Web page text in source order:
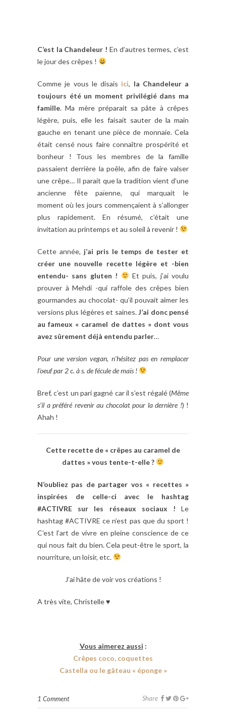
C’est la Chandeleur ! En d’autres termes, c’est
le jour des crêpes !
Comme je vous le disais ici, la Chandeleur a
toujours été un moment privilégié dans ma
famille. Ma mère préparait sa pâte à crêpes
légère, puis, elle les faisait sauter de la main
gauche en tenant une pièce de monnaie. Cela
était censé nous faire connaître prospérité et
bonheur ! Tous les membres de la famille
passaient derrière la poêle, afin de faire valser
une crêpe… Il parait que la tradition vient d’une
ancienne fête païenne, qui marquait le
moment où les jours commençaient à s’allonger
plus rapidement. En résumé, c’était une
invitation au printemps et au soleil à revenir !
Cette année, j’ai pris le temps de tester et
créer une nouvelle recette légère et -bien
entendu- sans gluten !
Et puis, j’ai voulu
prouver à Mehdi -qui raffole des crêpes bien
gourmandes au chocolat- qu’il pouvait aimer les
versions plus légères et saines.J’ai donc pensé
au fameux « caramel de dattes » dont vous
avez sûrement déjà entendu parler…
Pour une version vegan, n’hésitez pas en remplacer
l’oeuf par 2 c. à s. de fécule de maïs !
Bref, c’est un pari gagné car il s’est régalé (Même
s’il a préféré revenir au chocolat pour la dernière !) !
Ahah !
Cette recette de « crêpes au caramel de
dattes » vous tente-t-elle ?
N’oubliez pas de partager vos « recettes »
inspirées de celle-ci avec le hashtag
#ACTIVRE sur les réseaux sociaux ! Le
hashtag #ACTIVRE ce n’est pas que du sport !
C’est l’art de vivre en pleine conscience de ce
qui nous fait du bien. Cela peut-être le sport, la
nourriture, un loisir, etc.
J’ai hâte de voir vos créations !
A très vite, Christelle ♥
Vous aimerez aussi :
Crêpes coco, coquettes
Castella ou le gâteau « éponge »
1 Comment Share